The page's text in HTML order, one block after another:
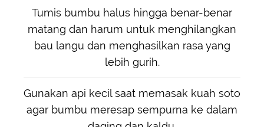
Tumis bumbu halus hingga benar-benar
matang dan harum untuk menghilangkan
bau langu dan menghasilkan rasa yang
lebih gurih.
Gunakan api kecil saat memasak kuah soto
agar bumbu meresap sempurna ke dalam